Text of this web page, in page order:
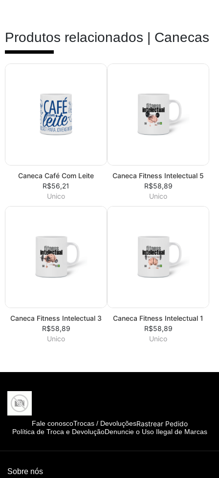
Produtos relacionados | Canecas
Caneca Café Com Leite
R$56,21
Unico
Caneca Fitness Intelectual 5
R$58,89
Unico
Caneca Fitness Intelectual 3
R$58,89
Unico
Caneca Fitness Intelectual 1
R$58,89
Unico
Fale conoscoTrocas / DevoluçõesRastrear Pedido
Política de Troca e DevoluçãoDenuncie o Uso Ilegal de Marcas
Sobre nós